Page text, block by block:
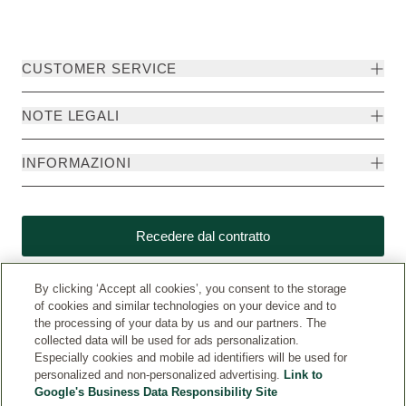
CUSTOMER SERVICE
NOTE LEGALI
INFORMAZIONI
Recedere dal contratto
By clicking ‘Accept all cookies’, you consent to the storage
of cookies and similar technologies on your device and to
the processing of your data by us and our partners. The
collected data will be used for ads personalization.
Especially cookies and mobile ad identifiers will be used for
personalized and non-personalized advertising. Link to
Google's Business Data Responsibility Site